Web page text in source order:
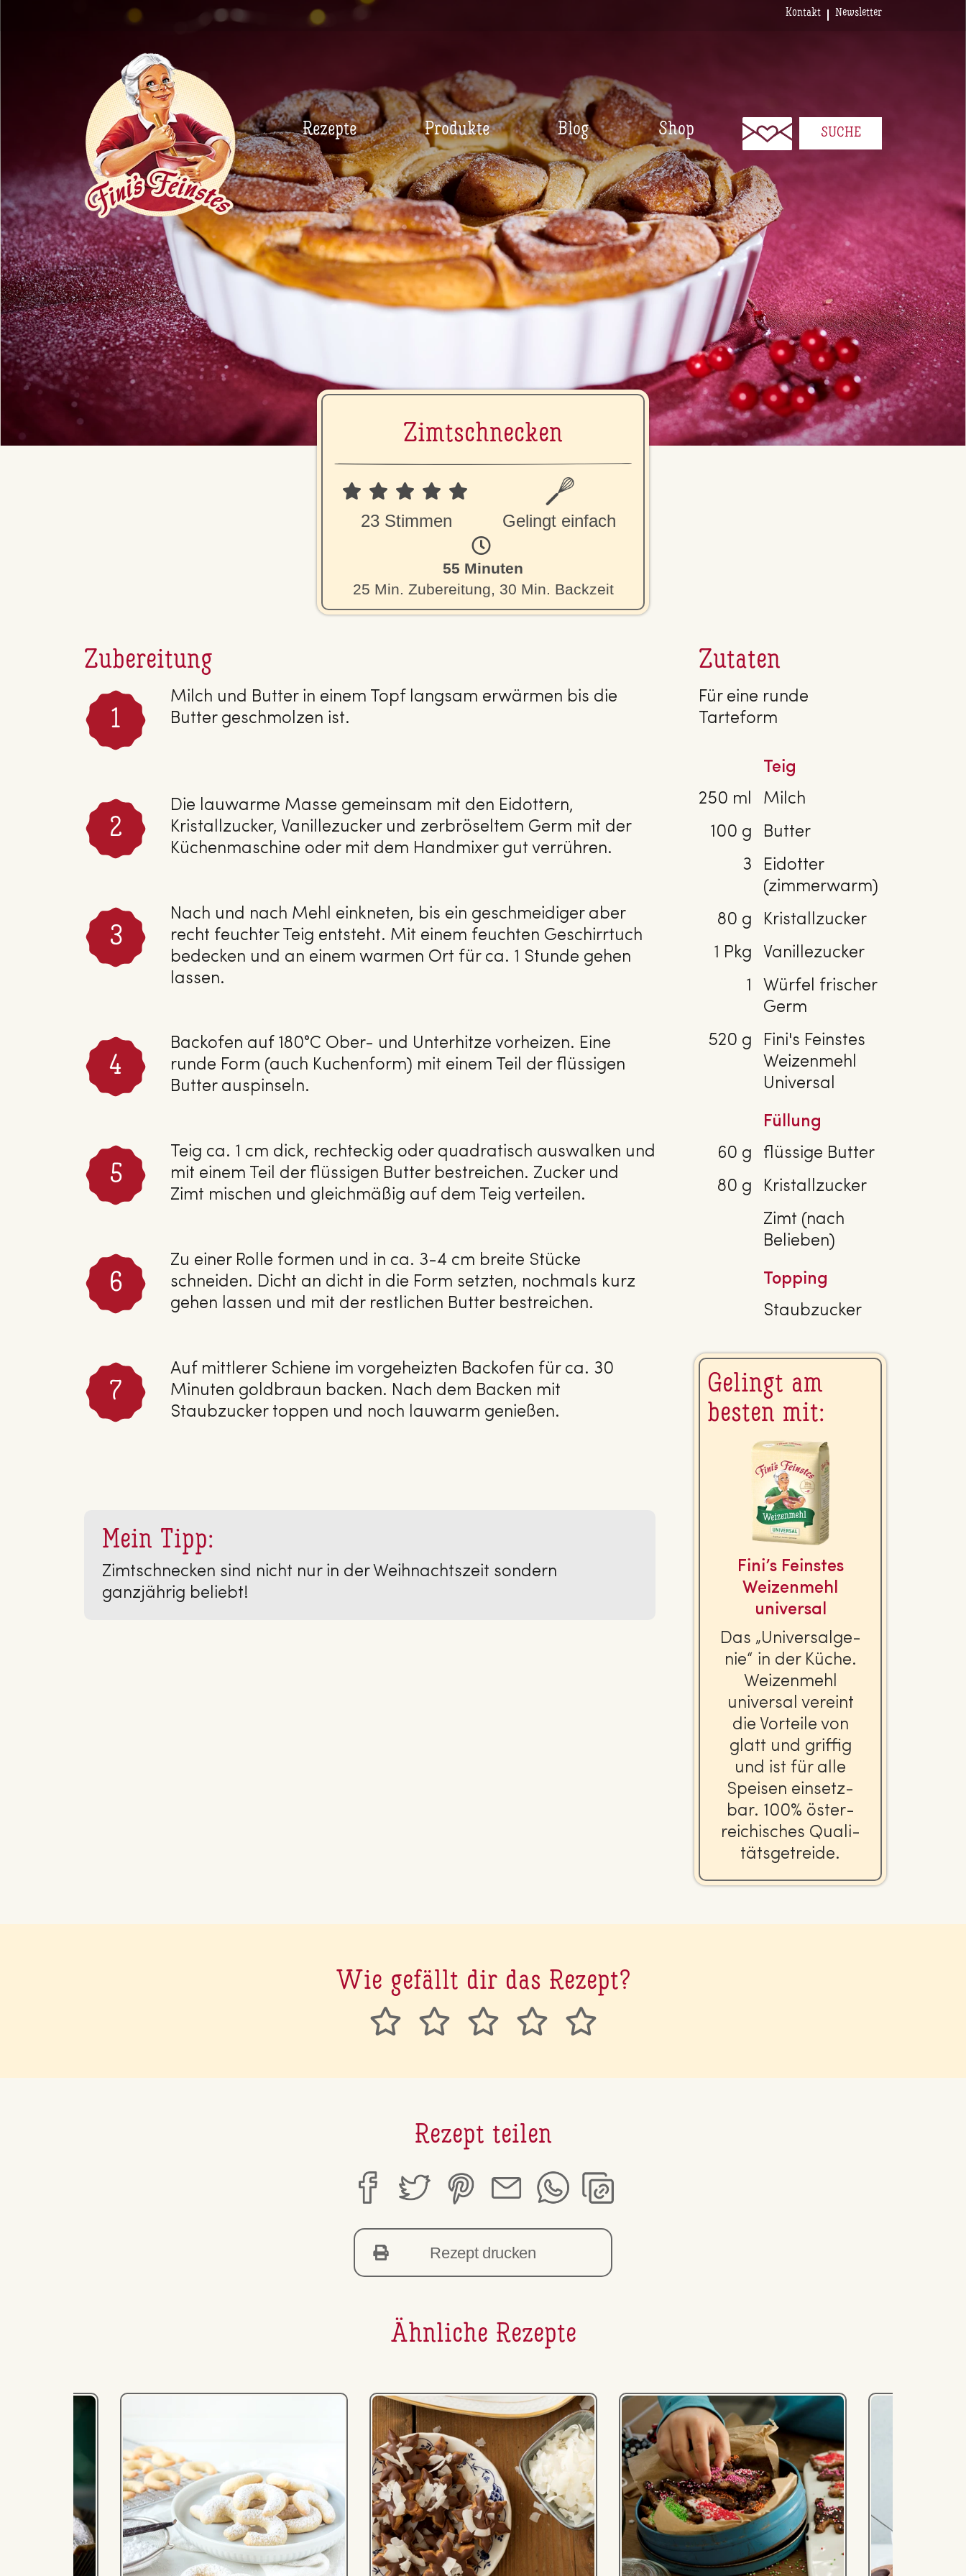
Kontakt Newsletter
Rezepte Produkte Blog Shop SUCHE
Newsletter
Zimt­schne­cken
23 Stimmen Gelingt einfach
55 Minuten
25 Min. Zubereitung, 30 Min. Backzeit
Zubereitung
Milch und Butter in einem Topf langsam erwärmen bis die
Butter geschmolzen ist.
Die lauwarme Masse gemeinsam mit den Eidottern,
Kristallzucker, Vanillezucker und zerbröseltem Germ mit der
Küchenmaschine oder mit dem Handmixer gut verrühren.
Nach und nach Mehl einkneten, bis ein geschmeidiger aber
recht feuchter Teig entsteht. Mit einem feuchten Geschirrtuch
bedecken und an einem warmen Ort für ca. 1 Stunde gehen
lassen.
Backofen auf 180°C Ober- und Unterhitze vorheizen. Eine
runde Form (auch Kuchenform) mit einem Teil der flüssigen
Butter auspinseln.
Teig ca. 1 cm dick, rechteckig oder quadratisch auswalken und
mit einem Teil der flüssigen Butter bestreichen. Zucker und
Zimt mischen und gleichmäßig auf dem Teig verteilen.
Zu einer Rolle formen und in ca. 3-4 cm breite Stücke
schneiden. Dicht an dicht in die Form setzten, nochmals kurz
gehen lassen und mit der restlichen Butter bestreichen.
Auf mittlerer Schiene im vorgeheizten Backofen für ca. 30
Minuten goldbraun backen. Nach dem Backen mit
Staubzucker toppen und noch lauwarm genießen.
Mein Tipp:
Zimtschnecken sind nicht nur in der Weihnachtszeit sondern
ganzjährig beliebt!
Zutaten
Für eine runde
Tarteform
Teig
250 ml
Milch
100 g
Butter
3
Eidotter
(zimmerwarm)
80 g
Kristallzucker
1 Pkg
Vanillezucker
1
Würfel frischer
Germ
520 g
Fini's Feinstes
Weizenmehl
Universal
Füllung
60 g
flüssige Butter
80 g
Kristallzucker
Zimt (nach
Belieben)
Topping
Staubzucker
Gelingt am
besten mit:
Fini’s Feinstes
Wei­zen­mehl
universal
Das „Uni­ver­sal­ge­
nie“ in der Küche.
Wei­zen­mehl
universal vereint
die Vorteile von
glatt und griffig
und ist für alle
Speisen ein­setz­
bar. 100% ös­ter­
rei­chi­sches Qua­li­
täts­ge­trei­de.
Wie gefällt dir das Rezept?
Rezept teilen
Rezept drucken
Ähnliche Rezepte